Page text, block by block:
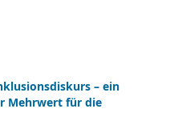
– ein
Mehrwert für die